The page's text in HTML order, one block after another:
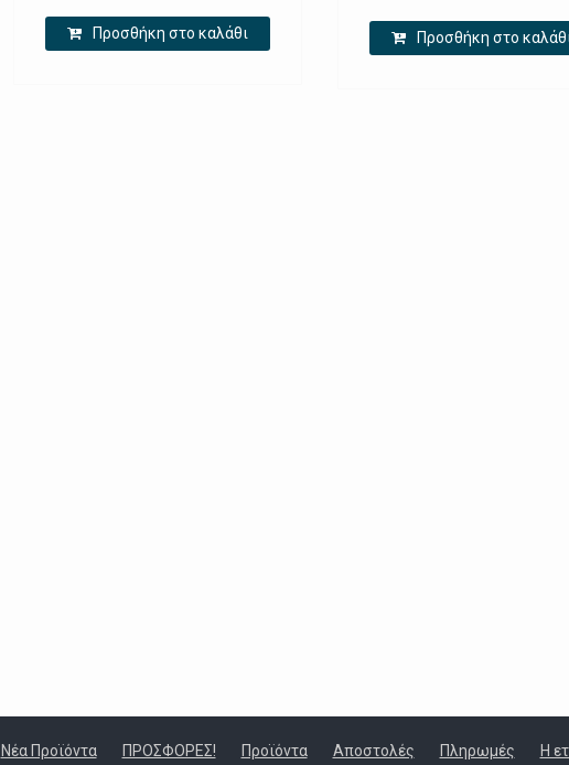
Προσθήκη στο καλάθι Προσθήκη στο
Νέα Προϊόντα ΠΡΟΣΦΟΡΕΣ! Προϊόντα Αποστολές Πληρωμές Η